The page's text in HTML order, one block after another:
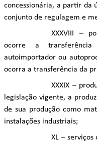
concessionária, a partir da
conjunto de regulagem e
XXXVIII –
ocorre a
autoimportador ou
ocorra a transferência da
XXXIX –
legislação vigente, a
de sua produção como
instalações industriais;
XL –